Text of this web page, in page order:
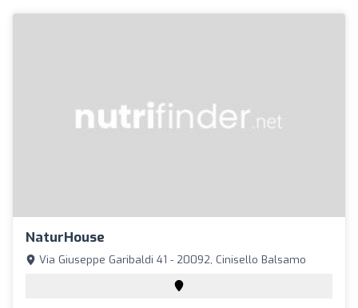
NaturHouse
Via Giuseppe Garibaldi 41 - 20092, Cinisello Balsamo